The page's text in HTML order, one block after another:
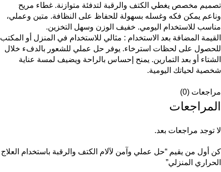
تصميم مخصص يغطي الكتف والرقبة لتدفئة متوازنة. غطاء مريح
وناعم يمكن فكه وغسله بسهولة للحفاظ على النظافة. متين وعملي،
مناسب للاستخدام اليومي. خفيف الوزن وسهل التخزين.
القيمة المضافة بعد الاستخدام : مثالي للاستخدام في المنزل أو المكتب
للحصول على لحظات استرخاء. يوفر حل عملي للشعور بالدفء خلال
الشتاء أو بعد التمارين. يمنح إحساس بالراحة ويضيف لمسة عناية
شخصية لحياتك اليومية.
مراجعات (0)
المراجعات
لا توجد مراجعات بعد.
كن أول من يقيم “حل عملي وآمن لآلام الكتف والرقبة باستخدام العلاج
الحراري المنزلي”